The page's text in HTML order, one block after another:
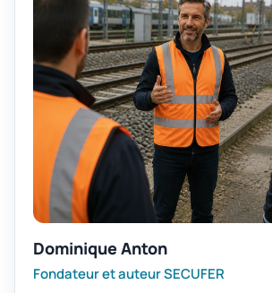
Dominique Anton
Fondateur et auteur SECUFER